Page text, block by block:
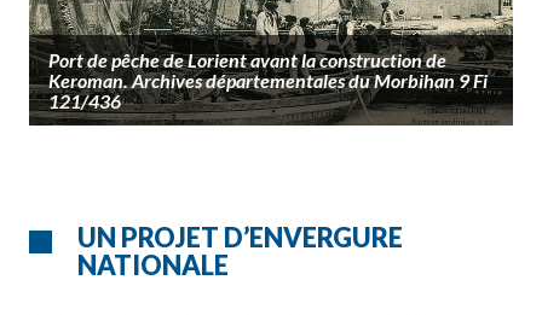
Port de pêche de Lorient avant la construction de
Keroman. Archives départementales du Morbihan 9 Fi
121/436
UN PROJET D’ENVERGURE
NATIONALE